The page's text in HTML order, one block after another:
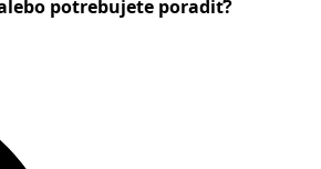
potrebujete poradiť?